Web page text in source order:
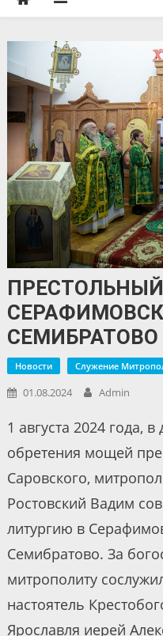
СЕМИБРАТОВО
Новости Служение
01.08.2024 Admin
1 августа 2024 года,
обретения мощей
Саровского,
Ростовский Вадим
литургию в
Семибратово. За
митрополиту
настоятель
Ярославля иерей